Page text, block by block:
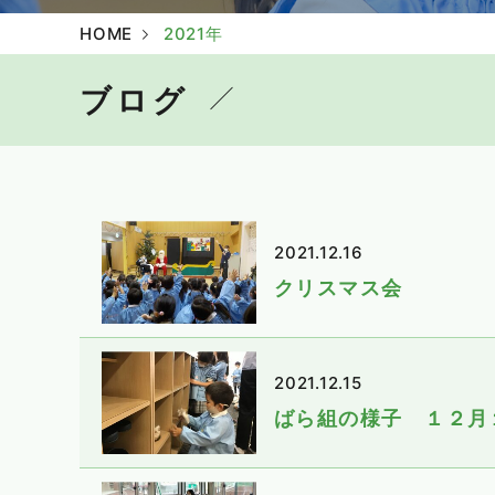
HOME 2021年
ブログ
2021.12.16
クリスマス会
2021.12.15
ばら組の様子 １２月